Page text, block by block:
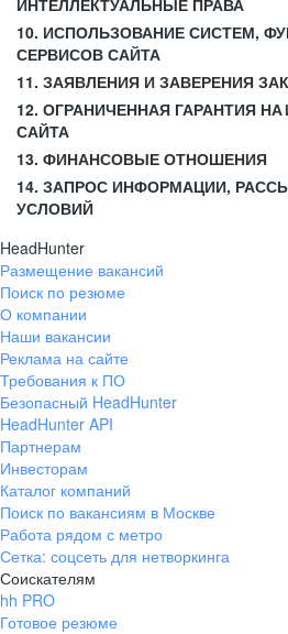
ИНТЕЛЛЕКТУАЛЬНЫЕ ПРАВА
10. ИСПОЛЬЗОВАНИЕ СИСТЕМ,
СЕРВИСОВ САЙТА
11. ЗАЯВЛЕНИЯ И ЗАВЕРЕНИЯ
12. ОГРАНИЧЕННАЯ ГАРАНТИЯ
САЙТА
13. ФИНАНСОВЫЕ ОТНОШЕНИЯ
14. ЗАПРОС ИНФОРМАЦИИ,
УСЛОВИЙ
HeadHunter
Размещение вакансий
Поиск по резюме
О компании
Наши вакансии
Реклама на сайте
Требования к ПО
Безопасный HeadHunter
HeadHunter API
Партнерам
Инвесторам
Каталог компаний
Поиск по вакансиям в Москве
Работа рядом с метро
Сетка: соцсеть для нетворкинга
Соискателям
hh PRO
Готовое резюме